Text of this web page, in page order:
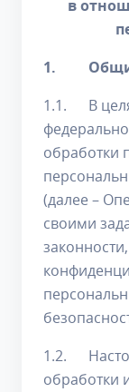
в
1. Общие
1.1. В
обработки
(далее –
своими
1.2.
обработки